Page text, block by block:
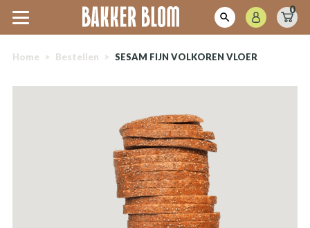
0
Home > Bestellen > SESAM FIJN VOLKOREN VLOER